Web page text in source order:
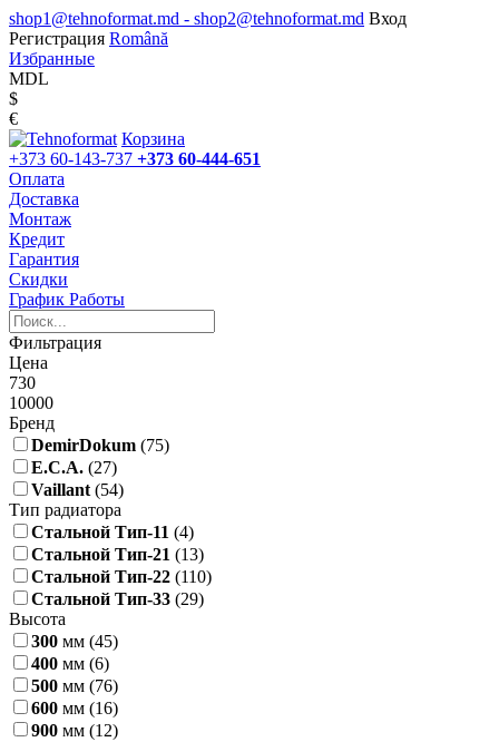
shop1@tehnoformat.md - shop2@tehnoformat.md Вход
Регистрация Română
Избранные
MDL
$
€
Корзина
+373 60-143-737 +373 60-444-651
Оплата
Доставка
Монтаж
Кредит
Гарантия
Скидки
График Работы
Фильтрация
Цена
730
10000
Бренд
DemirDokum (75)
E.C.A. (27)
Vaillant (54)
Тип радиатора
Стальной Тип-11 (4)
Стальной Тип-21 (13)
Стальной Тип-22 (110)
Стальной Тип-33 (29)
Высота
300 мм (45)
400 мм (6)
500 мм (76)
600 мм (16)
900 мм (12)